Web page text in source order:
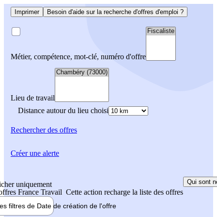
Imprimer Besoin d'aide sur la recherche d'offres d'emploi ?
Métier, compétence, mot-clé, numéro d'offre
Lieu de travail
Distance autour du lieu choisi
Rechercherdes offres
uniquement
France Travail Cette action recharge la liste des offres
Qui sont
filtres de Date de création de l'offre
Créer une alerte